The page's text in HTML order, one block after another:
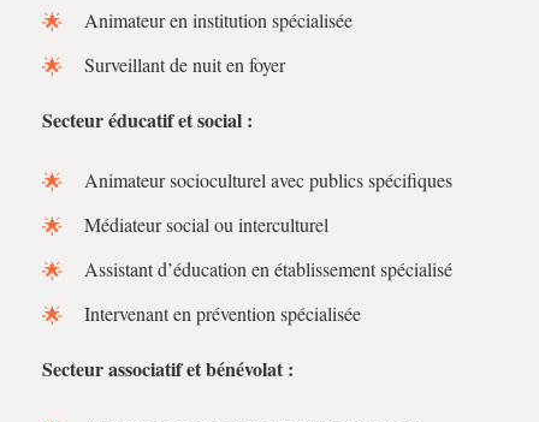
Animateur en institution spécialisée
Surveillant de nuit en foyer
Secteur éducatif et social :
Animateur socioculturel avec publics spécifiques
Médiateur social ou interculturel
Assistant d’éducation en établissement spécialisé
Intervenant en prévention spécialisée
Secteur associatif et bénévolat :